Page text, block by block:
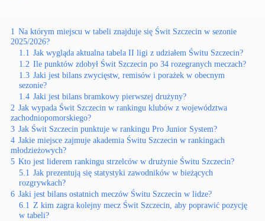
1 Na którym miejscu w tabeli znajduje się Świt Szczecin w sezonie
2025/2026?
1.1 Jak wygląda aktualna tabela II ligi z udziałem Świtu Szczecin?
1.2 Ile punktów zdobył Świt Szczecin po 34 rozegranych meczach?
1.3 Jaki jest bilans zwycięstw, remisów i porażek w obecnym
sezonie?
1.4 Jaki jest bilans bramkowy pierwszej drużyny?
2 Jak wypada Świt Szczecin w rankingu klubów z województwa
zachodniopomorskiego?
3 Jak Świt Szczecin punktuje w rankingu Pro Junior System?
4 Jakie miejsce zajmuje akademia Świtu Szczecin w rankingach
młodzieżowych?
5 Kto jest liderem rankingu strzelców w drużynie Świtu Szczecin?
5.1 Jak prezentują się statystyki zawodników w bieżących
rozgrywkach?
6 Jaki jest bilans ostatnich meczów Świtu Szczecin w lidze?
6.1 Z kim zagra kolejny mecz Świt Szczecin, aby poprawić pozycję
w tabeli?